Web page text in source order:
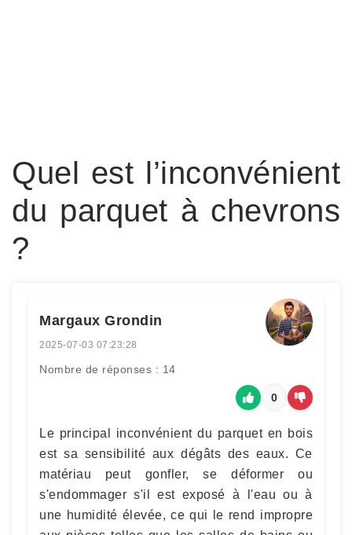
Quel est l’inconvénient
du parquet à chevrons
?
Margaux Grondin
2025-07-03 07:23:28
Nombre de réponses : 14
0
Le principal inconvénient du parquet en bois
est sa sensibilité aux dégâts des eaux. Ce
matériau peut gonfler, se déformer ou
s'endommager s'il est exposé à l'eau ou à
une humidité élevée, ce qui le rend impropre